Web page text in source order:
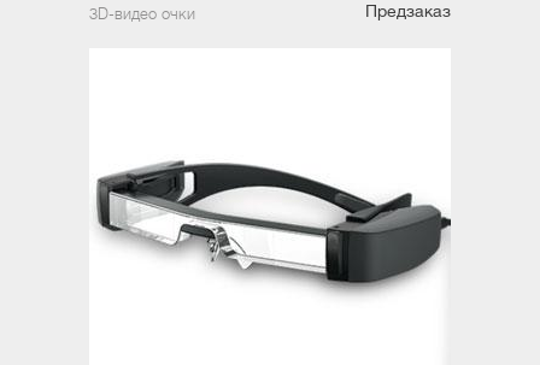
3D-видео очки
Предзаказ